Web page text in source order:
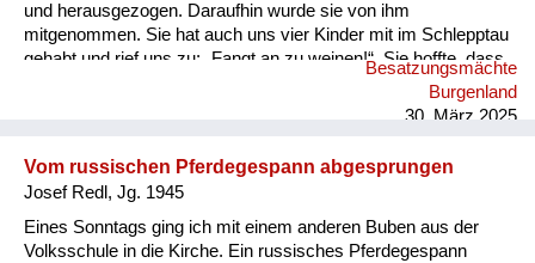
und herausgezogen. Daraufhin wurde sie von ihm
mitgenommen. Sie hat auch uns vier Kinder mit im Schlepptau
gehabt und rief uns zu: „Fangt an zu weinen!“. Sie hoffte, dass
wir damit Mitleid erregen könnten. Wir folgten ihr, aber einer
meiner Brüder war widerspenstig – er hat sich geweigert zu
Besatzungsmächte
Burgenland
30. März 2025
Vom russischen Pferdegespann abgesprungen
Josef Redl, Jg. 1945
Eines Sonntags ging ich mit einem anderen Buben aus der
Volksschule in die Kirche. Ein russisches Pferdegespann